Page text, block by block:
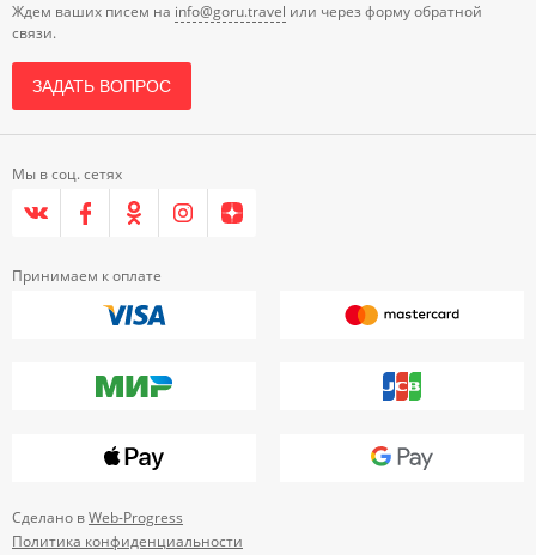
Ждем ваших писем на info@goru.travel или через форму обратной
связи.
ЗАДАТЬ ВОПРОС
Мы в соц. сетях
Принимаем к оплате
Сделано вWeb-Progress
Политика конфиденциальности